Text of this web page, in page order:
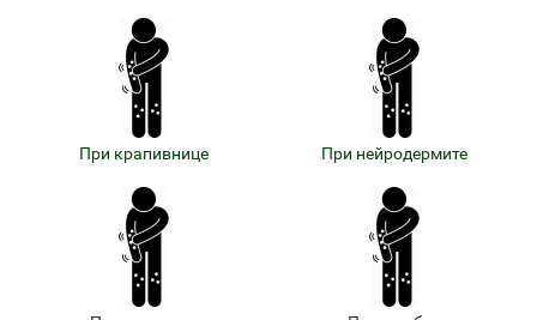
При крапивнице При нейродермите